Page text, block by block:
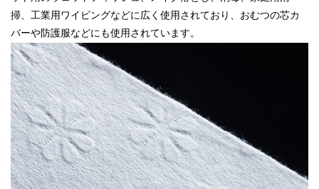
掃、工業用ワイピングなどに広く使用されており、おむつの芯カ
バーや防護服などにも使用されています。